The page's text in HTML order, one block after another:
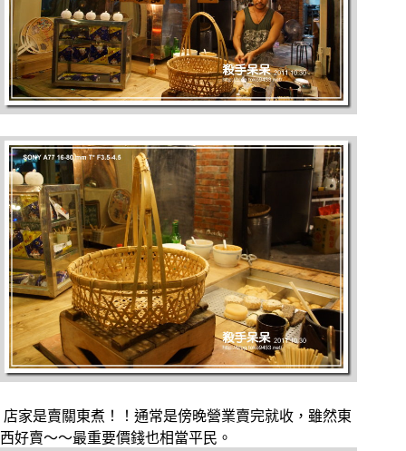
店家是賣關東煮！！通常是傍晚營業賣完就收，雖然東
西好賣～～最重要價錢也相當平民。